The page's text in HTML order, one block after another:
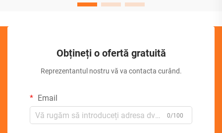
Obțineți o ofertă gratuită
Reprezentantul nostru vă va contacta curând.
Email
0/100